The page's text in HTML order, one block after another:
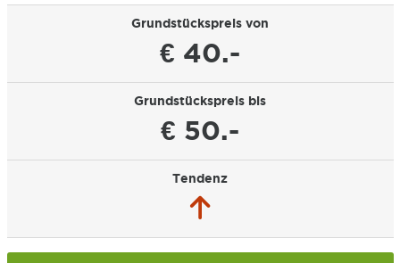
Grundstückspreis von
€ 40.-
Grundstückspreis bis
€ 50.-
Tendenz